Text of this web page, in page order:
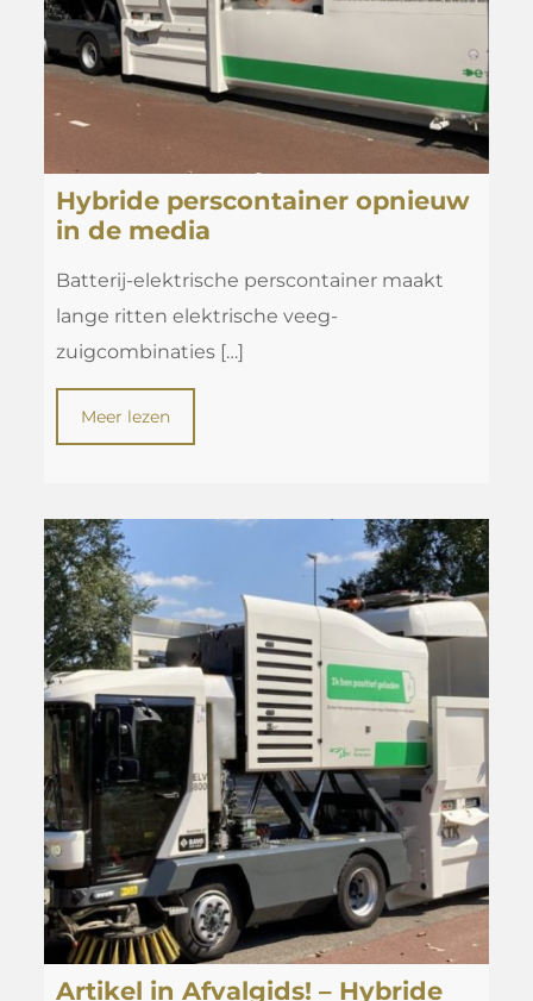
Hybride perscontainer opnieuw
in de media
Batterij-elektrische perscontainer maakt
lange ritten elektrische veeg-
zuigcombinaties[…]
Meer lezen
Artikel in Afvalgids! – Hybride